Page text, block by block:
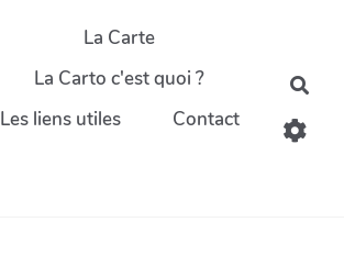
La Carte
La Carto c'est quoi ?
Les liens utiles
Contact